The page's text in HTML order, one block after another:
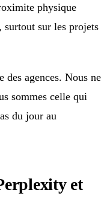
physique
surtout sur les projets
des agences. Nous ne
sommes celle qui
du jour au
et